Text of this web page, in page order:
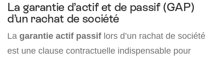
La garantie d’actif et de passif (GAP)
d’un rachat de société
La garantie actif passif lors d’un rachat de société
est une clause contractuelle indispensable pour